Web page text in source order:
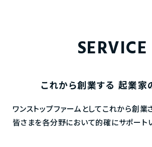
SERVICE
これから創業する 起業家
ワンストップファームとしてこれから創
皆さまを各分野において的確にサポート